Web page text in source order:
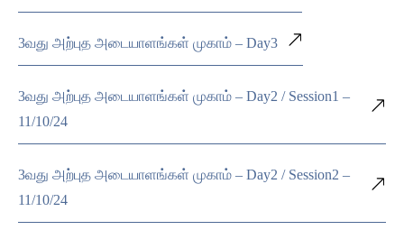
3வது அற்புத அடையாளங்கள் முகாம் – Day3
3வது அற்புத அடையாளங்கள் முகாம் – Day2 / Session1 –
11/10/24
3வது அற்புத அடையாளங்கள் முகாம் – Day2 / Session2 –
11/10/24